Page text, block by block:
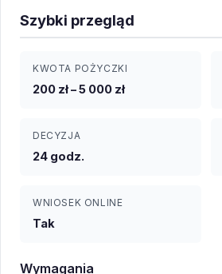
Szybki przegląd
KWOTA POŻYCZKI
200 zł – 5 000 zł
DECYZJA
24 godz.
WNIOSEK ONLINE
Tak
Wymagania